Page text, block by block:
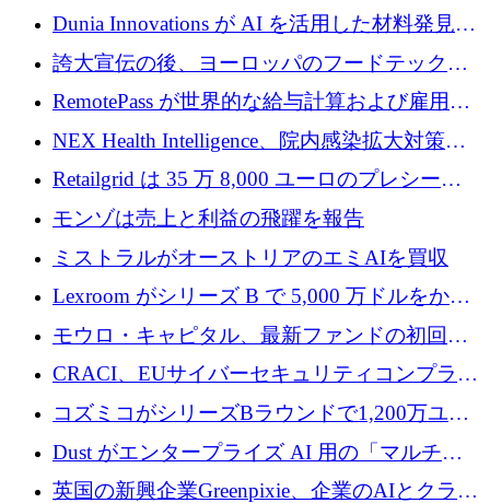
子機器製造を拡大するために 2,800 万ドルを
Dunia Innovations が AI を活用した材料発見を
産業化するために 2 億 8,000 万ユーロのベル
リン GigaLab を発表
誇大宣伝の後、ヨーロッパのフードテックセ
クターはファンダメンタルズを中心に再構築
RemotePass が世界的な給与計算および雇用プ
ラットフォームを拡大するために 1,740 万ド
NEX Health Intelligence、院内感染拡大対策に
100万ユーロを確保
Retailgrid は 35 万 8,000 ユーロのプレシード
ラウンドで小売業のスプレッドシートをター
ゲットにしています
モンゾは売上と利益の飛躍を報告
ミストラルがオーストリアのエミAIを買収
Lexroom がシリーズ B で 5,000 万ドルをかけ
てヨーロッパ大陸法用の法律 AI を構築
モウロ・キャピタル、最新ファンドの初回ク
ローズで4億ドルを確保
CRACI、EUサイバーセキュリティコンプライ
アンスプラットフォームのために140万ユーロ
コズミコがシリーズBラウンドで1,200万ユー
ロを調達
Dust がエンタープライズ AI 用の「マルチプ
レイヤー」オペレーティング システムを構築
英国の新興企業Greenpixie、企業のAIとクラウ